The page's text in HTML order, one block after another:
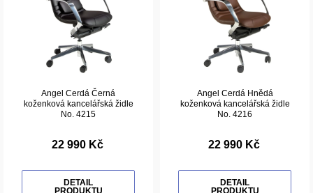
Angel Cerdá Černá
koženková kancelářská židle
No. 4215
22 990 Kč
DETAIL
PRODUKTU
Angel Cerdá Hnědá
koženková kancelářská židle
No. 4216
22 990 Kč
DETAIL
PRODUKTU